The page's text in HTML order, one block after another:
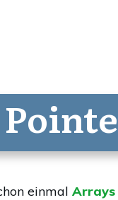
einmal Arrays